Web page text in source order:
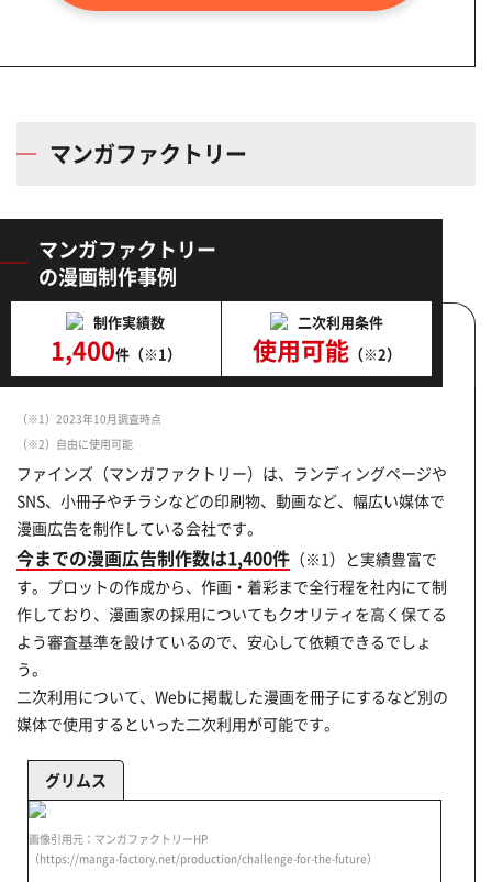
マンガファクトリー
マンガファクトリー
の漫画制作事例
制作実績数
1,400件（※1）
二次利用条件
使用可能（※2）
（※1）2023年10月調査時点
（※2）自由に使用可能
ファインズ（マンガファクトリー）は、ランディングページや
SNS、小冊子やチラシなどの印刷物、動画など、幅広い媒体で
漫画広告を制作している会社です。
今までの漫画広告制作数は1,400件 （※1）と実績豊富で
す。プロットの作成から、作画・着彩まで全行程を社内にて制
作しており、漫画家の採用についてもクオリティを高く保てる
よう審査基準を設けているので、安心して依頼できるでしょ
う。
二次利用について、Webに掲載した漫画を冊子にするなど別の
媒体で使用するといった二次利用が可能です。
グリムス
画像引用元：マンガファクトリーHP
（https://manga-factory.net/production/challenge-for-the-future）